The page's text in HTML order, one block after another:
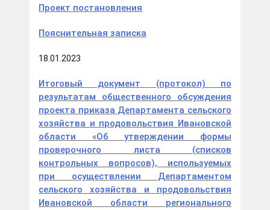
Проект постановления
Пояснительная записка
18.01.2023
Итоговый документ (протокол) по
результатам общественного обсуждения
проекта приказа Департамента сельского
хозяйства и продовольствия Ивановской
области «Об утверждении формы
проверочного листа (списков
контрольных вопросов), используемых
при осуществлении Департаментом
сельского хозяйства и продовольствия
Ивановской области регионального